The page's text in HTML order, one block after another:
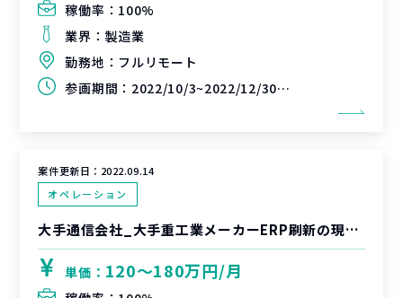
稼働率： 100%
業界： 製造業
勤務地： フルリモート
参画期間： 2022/10/3~2022/12/30（延長可能性あり）
案件更新日： 2022.09.14
オペレーション
大手通信会社_大手重工業メーカーERP刷新の現場展開トレーニング支援
単価： 120〜180万円/月